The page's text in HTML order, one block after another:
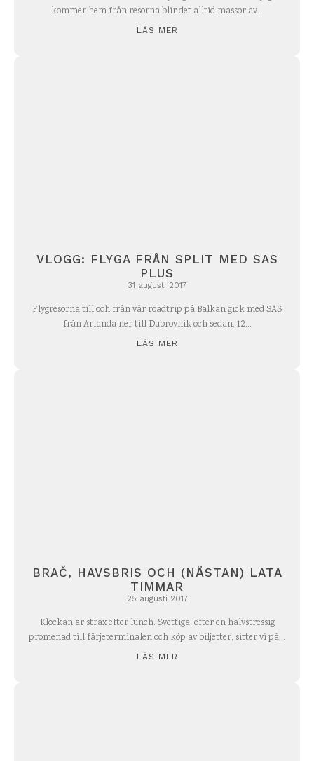
kommer hem från resorna blir det alltid massor av...
LÄS MER
VLOGG: FLYGA FRÅN SPLIT MED SAS
PLUS
31 augusti 2017
Flygresorna till och från vår roadtrip på Balkan gick med SAS
från Arlanda ner till Dubrovnik och sedan, 12...
LÄS MER
BRAČ, HAVSBRIS OCH (NÄSTAN) LATA
TIMMAR
25 augusti 2017
Klockan är strax efter lunch. Svettiga, efter en halvstressig
promenad till färjeterminalen och köp av biljetter, sitter vi på...
LÄS MER